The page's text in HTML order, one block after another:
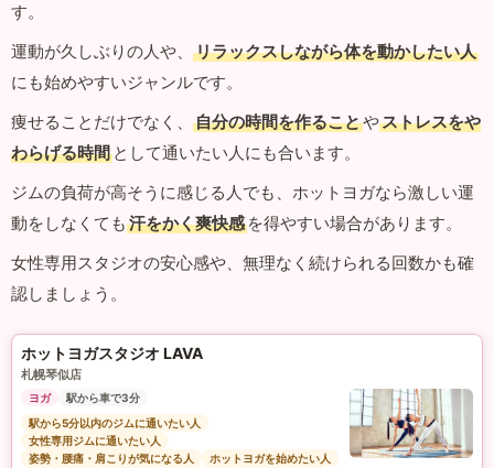
す。
運動が久しぶりの人や、
リラックスしながら体を動かしたい人
にも始めやすいジャンルです。
痩せることだけでなく、
自分の時間を作ることやストレスをや
わらげる時間 として通いたい人にも合います。
ジムの負荷が高そうに感じる人でも、ホットヨガなら激しい運
動をしなくても 汗をかく爽快感 を得やすい場合があります。
女性専用スタジオの安心感や、無理なく続けられる回数かも確
認しましょう。
ホットヨガスタジオ LAVA
札幌琴似店
ヨガ
駅から車で3分
駅から5分以内のジムに通いたい人
女性専用ジムに通いたい人
姿勢・腰痛・肩こりが気になる人
ホットヨガを始めたい人